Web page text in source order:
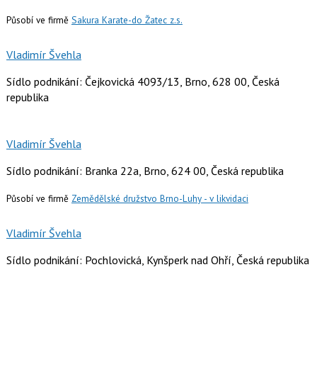
Působí ve firmě Sakura Karate-do Žatec z.s.
Vladimír Švehla
Sídlo podnikání: Čejkovická 4093/13, Brno, 628 00, Česká
republika
Vladimír Švehla
Sídlo podnikání: Branka 22a, Brno, 624 00, Česká republika
Působí ve firmě Zemědělské družstvo Brno-Luhy - v likvidaci
Vladimír Švehla
Sídlo podnikání: Pochlovická, Kynšperk nad Ohří, Česká republika